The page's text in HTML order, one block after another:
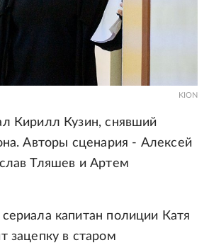
KION
Кирилл Кузин, снявший
Авторы сценария - Алексей
Тляшев и Артем
капитан полиции Катя
зацепку в старом